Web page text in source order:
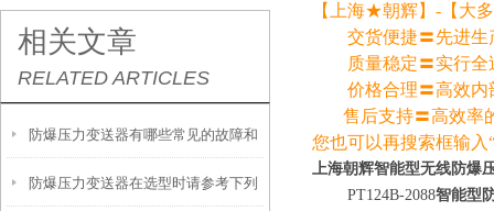
相关文章
RELATED ARTICLES
防爆压力变送器有哪些常见的故障和
排除方法
防爆压力变送器在选型时请参考下列
【上海★朝辉】-【大
交货便捷〓先进生
质量稳定〓实行全
价格合理〓高效内
售后支持〓高效率的
您也可以再搜索框输入
上海朝辉智能型无线防爆
PT124B-2088智能型